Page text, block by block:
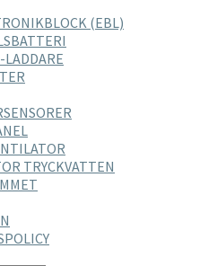
(EBL)
LADDARE
TRYCKVATTEN